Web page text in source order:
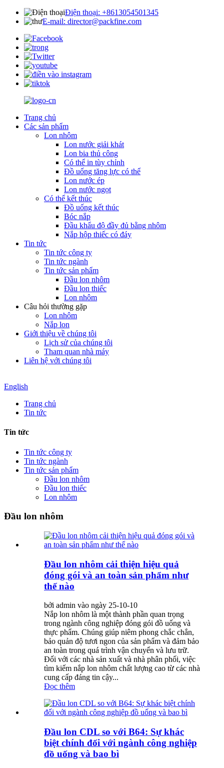
Điện thoại: +8613054501345
E-mail: director@packfine.com
Trang chủ
Các sản phẩm
Lon nhôm
Lon nước giải khát
Lon bia thủ công
Có thể in tùy chỉnh
Đồ uống tăng lực có thể
Lon nước ép
Lon nước ngọt
Có thể kết thúc
Đồ uống kết thúc
Bóc nắp
Đầu khẩu độ đầy đủ bằng nhôm
Nắp hộp thiếc có đáy
Tin tức
Tin tức công ty
Tin tức ngành
Tin tức sản phẩm
Đầu lon nhôm
Đầu lon thiếc
Lon nhôm
Câu hỏi thường gặp
Lon nhôm
Nắp lon
Giới thiệu về chúng tôi
Lịch sử của chúng tôi
Tham quan nhà máy
Liên hệ với chúng tôi
English
Trang chủ
Tin tức
Tin tức
Tin tức công ty
Tin tức ngành
Tin tức sản phẩm
Đầu lon nhôm
Đầu lon thiếc
Lon nhôm
Đầu lon nhôm
Đầu lon nhôm cải thiện hiệu quả
đóng gói và an toàn sản phẩm như
thế nào
bởi admin vào ngày 25-10-10
Nắp lon nhôm là một thành phần quan trọng
trong ngành công nghiệp đóng gói đồ uống và
thực phẩm. Chúng giúp niêm phong chắc chắn,
bảo quản độ tươi ngon của sản phẩm và đảm bảo
an toàn trong quá trình vận chuyển và lưu trữ.
Đối với các nhà sản xuất và nhà phân phối, việc
tìm kiếm nắp lon nhôm chất lượng cao từ các nhà
cung cấp đáng tin cậy...
Đọc thêm
Đầu lon CDL so với B64: Sự khác
biệt chính đối với ngành công nghiệp
đồ uống và bao bì